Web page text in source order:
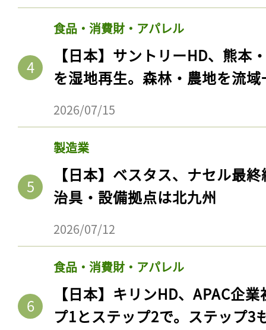
食品・消費財・アパレル
【日本】サントリーHD、熊本
を湿地再生。森林・農地を流
2026/07/15
製造業
【日本】ベスタス、ナセル最
治具・設備拠点は北九州
2026/07/12
食品・消費財・アパレル
【日本】キリンHD、APAC企
プ1とステップ2で。ステップ3